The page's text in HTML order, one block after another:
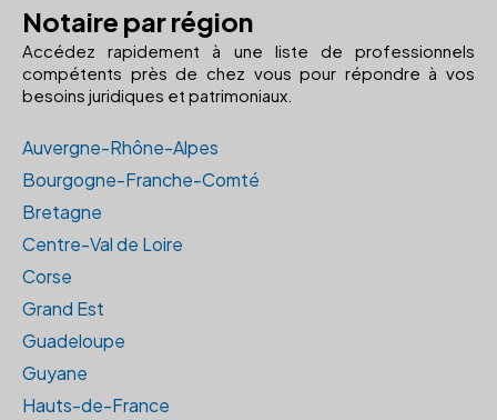
Notaire par région
Accédez rapidement à une liste de professionnels
compétents près de chez vous pour répondre à vos
besoins juridiques et patrimoniaux.
Auvergne-Rhône-Alpes
Bourgogne-Franche-Comté
Bretagne
Centre-Val de Loire
Corse
Grand Est
Guadeloupe
Guyane
Hauts-de-France